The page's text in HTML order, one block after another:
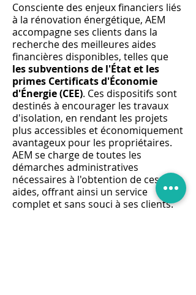
Consciente des enjeux financiers liés
à la rénovation énergétique, AEM
accompagne ses clients dans la
recherche des meilleures aides
financières disponibles, telles que
les subventions de l'État et les
primes Certificats d'Économie
d'Énergie (CEE). Ces dispositifs sont
destinés à encourager les travaux
d'isolation, en rendant les projets
plus accessibles et économiquement
avantageux pour les propriétaires.
AEM se charge de toutes les
démarches administratives
nécessaires à l'obtention de ces
aides, offrant ainsi un service
complet et sans souci à ses clients.